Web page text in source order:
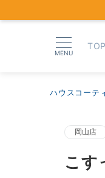
MENU
TOP
ハウスコーテ
岡山店
こす